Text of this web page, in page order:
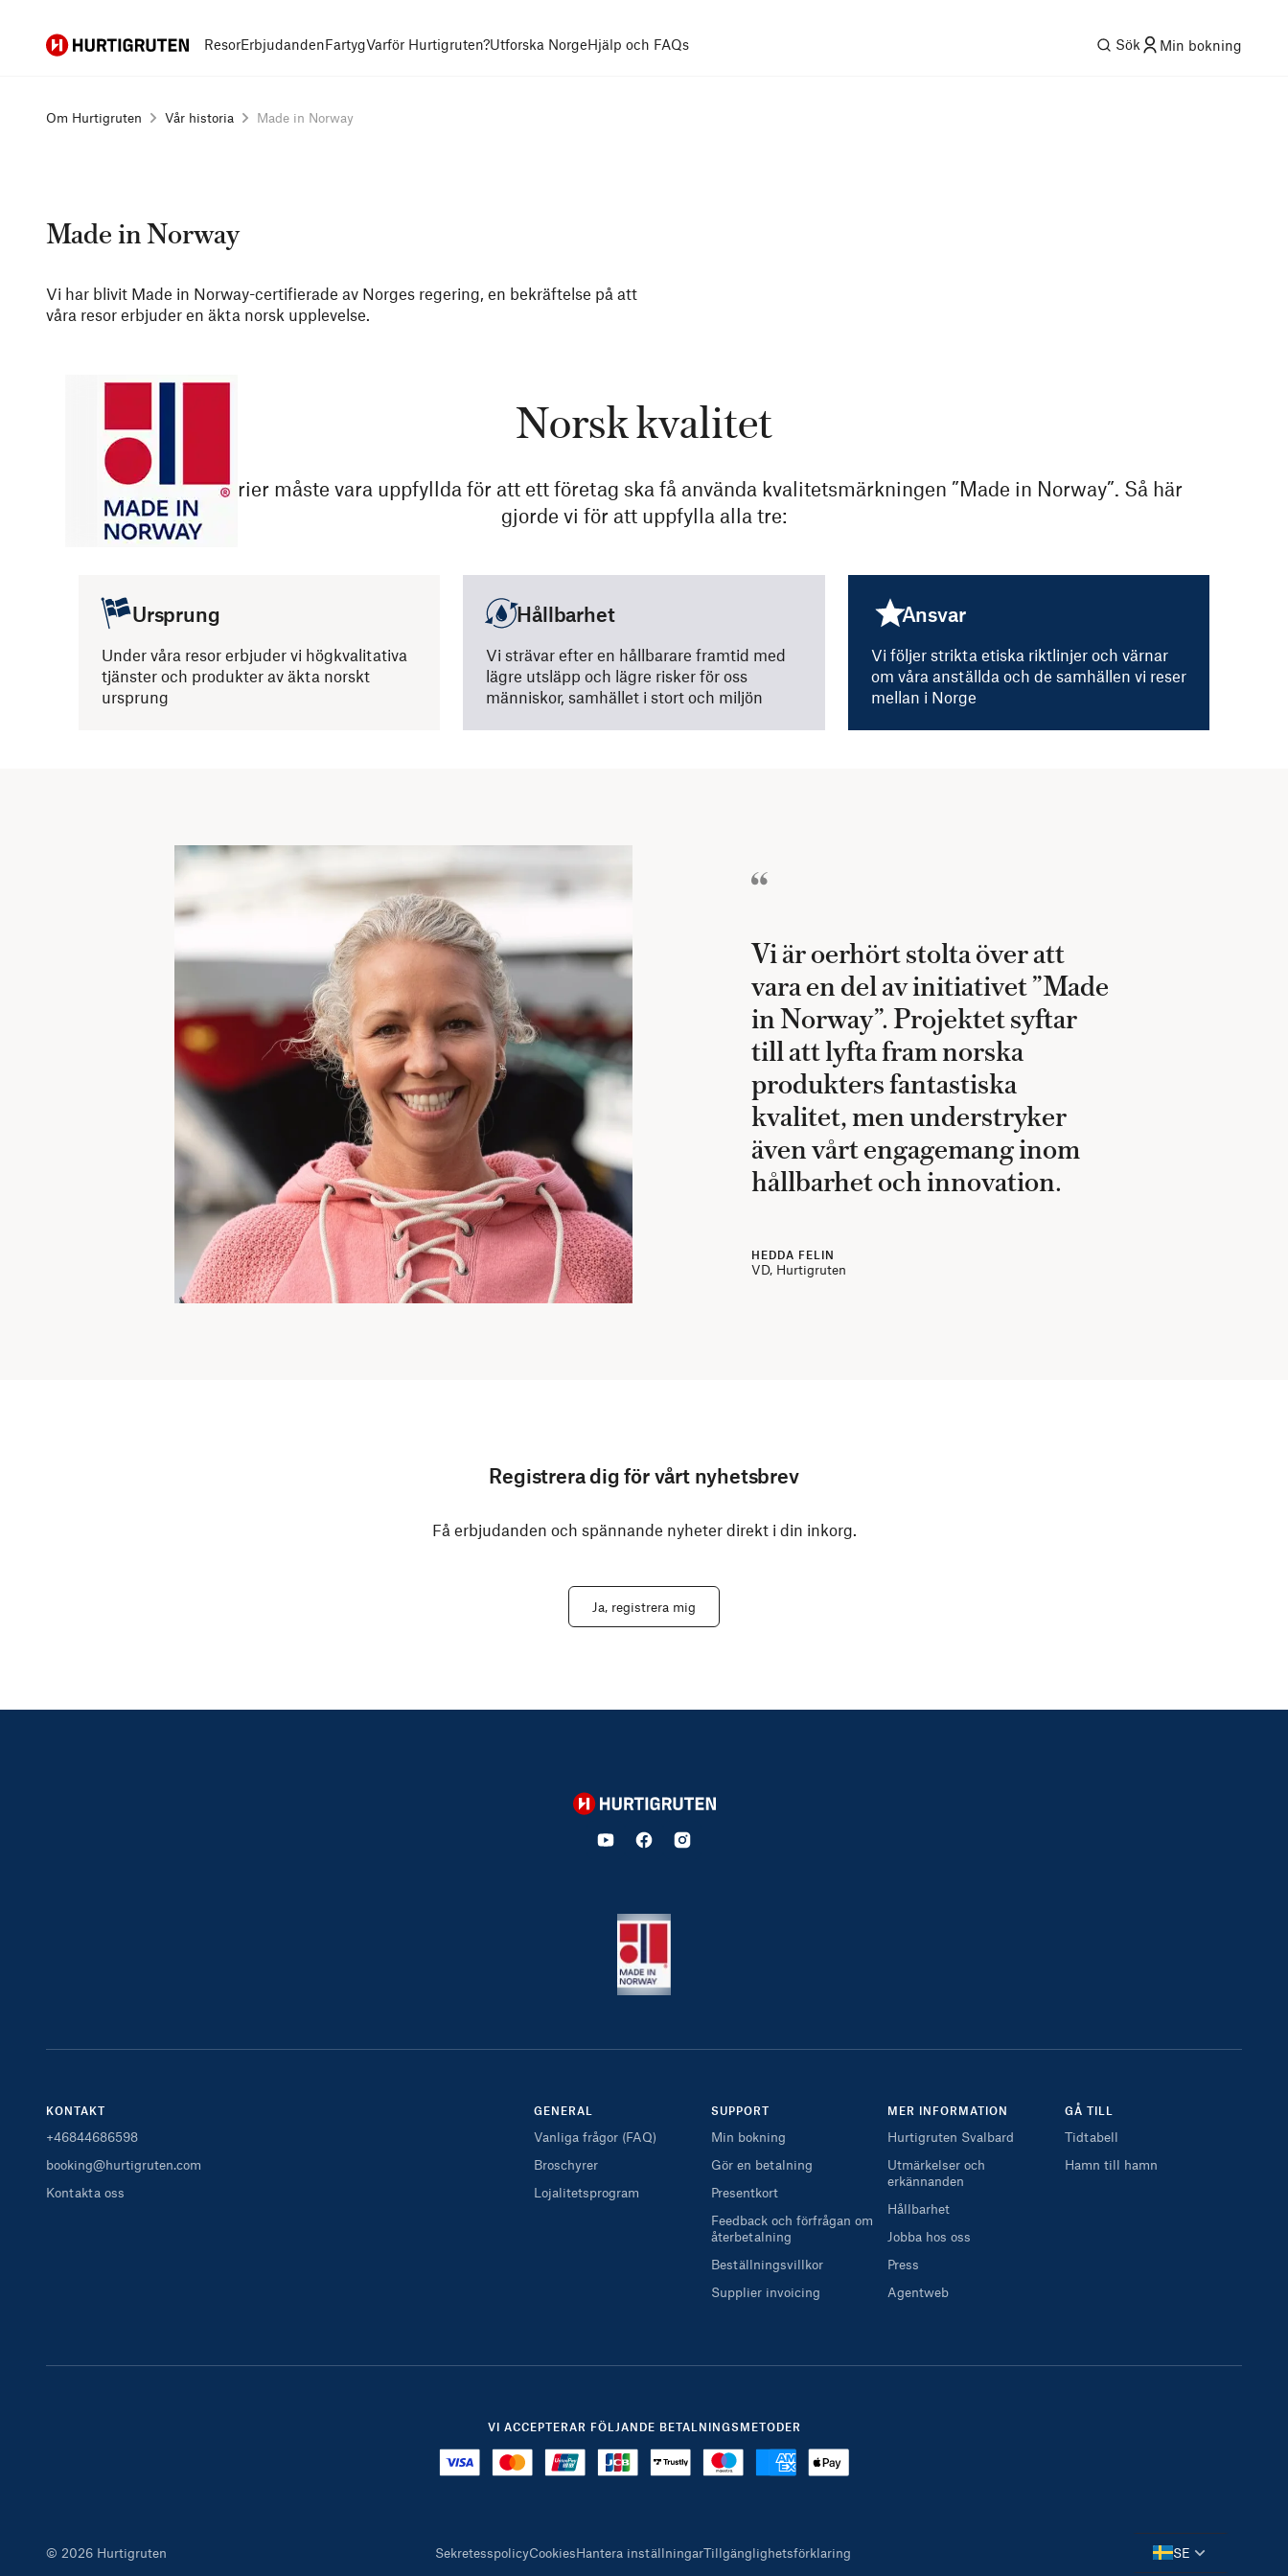
Hurtigruten ResorErbjudandenFartygVarför Hurtigruten?Utforska NorgeHjälp och FAQs Sök Min bokning
Om Hurtigruten Vår historia Made in Norway
Made in Norway
Vi har blivit Made in Norway-certifierade av Norges regering, en bekräftelse på att
våra resor erbjuder en äkta norsk upplevelse.
Norsk kvalitet
Tre huvudkriterier måste vara uppfyllda för att ett företag ska få använda kvalitetsmärkningen ”Made in Norway”. Så här
gjorde vi för att uppfylla alla tre:
Ursprung
Under våra resor erbjuder vi högkvalitativa
tjänster och produkter av äkta norskt
ursprung
Hållbarhet
Vi strävar efter en hållbarare framtid med
lägre utsläpp och lägre risker för oss
människor, samhället i stort och miljön
Ansvar
Vi följer strikta etiska riktlinjer och värnar
om våra anställda och de samhällen vi reser
mellan i Norge
Vi är oerhört stolta över att
vara en del av initiativet ”Made
in Norway”. Projektet syftar
till att lyfta fram norska
produkters fantastiska
kvalitet, men understryker
även vårt engagemang inom
hållbarhet och innovation.
HEDDA FELIN
VD, Hurtigruten
Registrera dig för vårt nyhetsbrev
Få erbjudanden och spännande nyheter direkt i din inkorg.
Ja, registrera mig
Hurtigruten
KONTAKT
+46844686598
booking@hurtigruten.com
Kontakta oss
GENERAL
Vanliga frågor (FAQ)
Broschyrer
Lojalitetsprogram
SUPPORT
Min bokning
Gör en betalning
Presentkort
Feedback och förfrågan om
återbetalning
Beställningsvillkor
Supplier invoicing
MER INFORMATION
Hurtigruten Svalbard
Utmärkelser och
erkännanden
Hållbarhet
Jobba hos oss
Press
Agentweb
GÅ TILL
Tidtabell
Hamn till hamn
VI ACCEPTERAR FÖLJANDE BETALNINGSMETODER
© 2026 Hurtigruten SekretesspolicyCookiesHantera inställningarTillgänglighetsförklaring SE